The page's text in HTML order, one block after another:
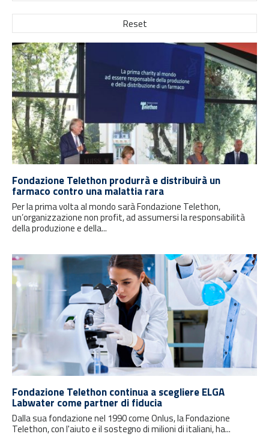
Reset
Fondazione Telethon produrrà e distribuirà un
farmaco contro una malattia rara
Per la prima volta al mondo sarà Fondazione Telethon,
un’organizzazione non profit, ad assumersi la responsabilità
della produzione e della...
Fondazione Telethon continua a scegliere ELGA
Labwater come partner di fiducia
Dalla sua fondazione nel 1990 come Onlus, la Fondazione
Telethon, con l'aiuto e il sostegno di milioni di italiani, ha...